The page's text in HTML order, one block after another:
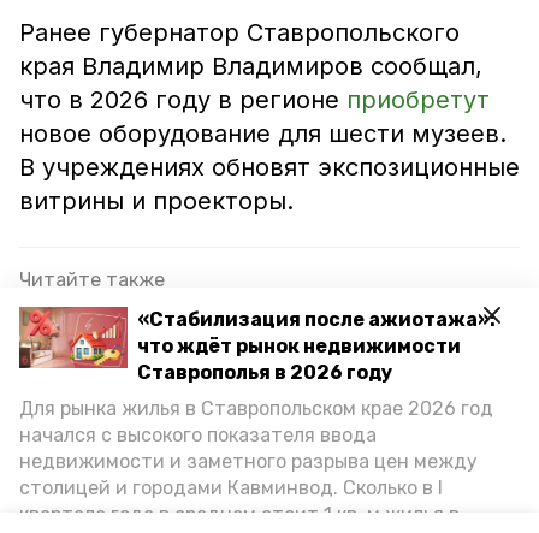
«Стабилизация после ажиотажа»:
что ждёт рынок недвижимости
Ставрополья в 2026 году
Для рынка жилья в Ставропольском крае 2026 год
начался с высокого показателя ввода
недвижимости и заметного разрыва цен между
столицей и городами Кавминвод. Сколько в I
квартале года в среднем стоит 1 кв. м жилья в
Ранее губернатор Ставропольского
края Владимир Владимиров сообщал,
что в 2026 году в регионе приобретут
новое оборудование для шести музеев.
В учреждениях обновят экспозиционные
витрины и проекторы.
Читайте также
Фестиваль славянской культуры прошёл в 16
учреждениях культуры Предгорья
Предгорного округа
Преподавателя школы искусств в Предгорье
наградили стипендией губернатора